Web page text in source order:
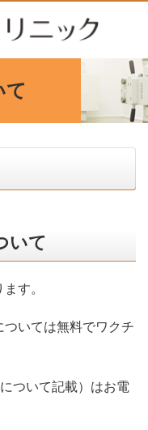
て
いて
す。
いては無料でワクチ
ついて記載）はお電